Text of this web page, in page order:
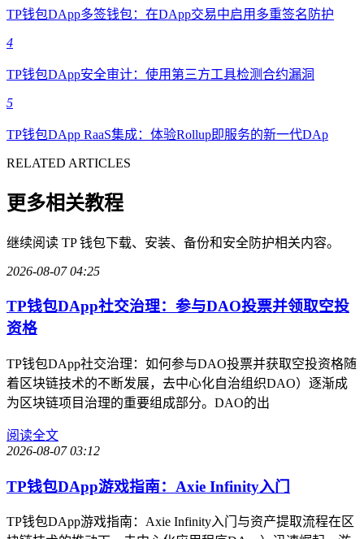
TP钱包DApp多签钱包：在DApp交易中启用多重签名防护
4
TP钱包DApp安全审计：使用第三方工具检测合约漏洞
5
TP钱包DApp RaaS集成：体验Rollup即服务的新一代DAp
RELATED ARTICLES
更多相关教程
继续阅读 TP 钱包下载、安装、备份和安全防护相关内容。
2026-08-07 04:25
TP钱包DApp社交治理：参与DAO投票并领取空投
资格
TP钱包DApp社交治理：如何参与DAO投票并获取空投资格随
着区块链技术的不断发展，去中心化自治组织DAO）逐渐成
为区块链项目治理的重要组成部分。DAO的出
阅读全文
2026-08-07 03:12
TP钱包DApp游戏指南：Axie Infinity入门
TP钱包DApp游戏指南：Axie Infinity入门与资产提取流程在区